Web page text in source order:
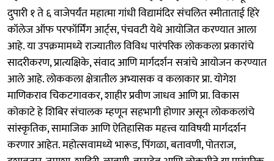
दुपारी १ ते ६ वाजेपर्यंत महात्मा गांधी विद्यामंदिर संचलित स्मीताताई हिरे
कॉलेज ऑफ परफॉर्मिंग आर्ट्स, पंचवटी येथे आयोजित करण्यात आला
आहे. या उपक्रमामध्ये राज्यातील विविध पारंपरिक लोककला प्रकारांचे
सादरीकरण, प्रात्यक्षिके, संवाद आणि मार्गदर्शन सत्रांचे आयोजन करण्यात
आले आहे. लोककला क्षेत्रातील अभ्यासक व कलाकार प्रा. योगेश
माणिकराव चिकटगावकर, शाहीर प्रवीण जाधव आणि प्रा. विकास
कोकाटे हे शिबिर संचालक म्हणून सहभागी होणार असून लोककलांचे
सांस्कृतिक, सामाजिक आणि ऐतिहासिक महत्त्व याविषयी मार्गदर्शन
करणार आहेत. महोत्सवामध्ये भारूड, पिंगळा, बतावणी, पोतराज,